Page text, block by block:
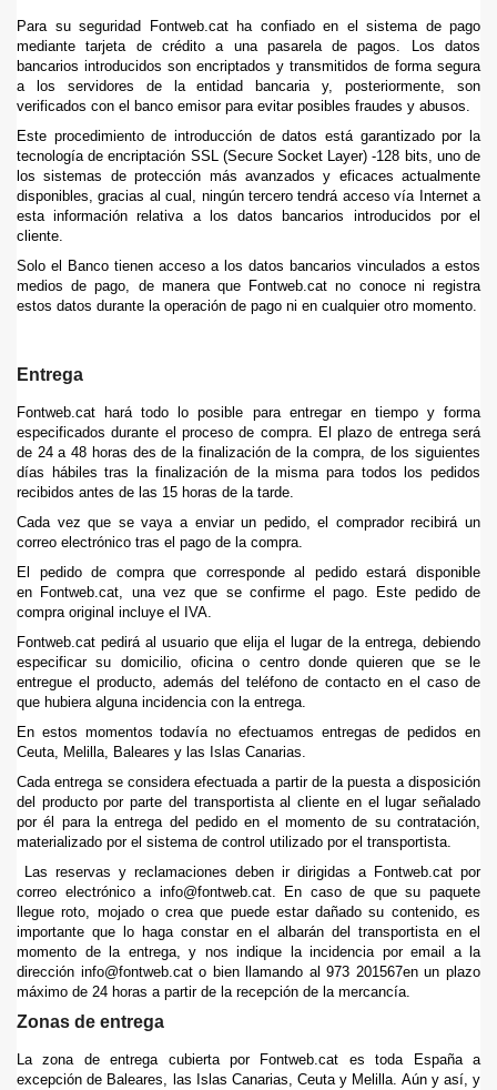
Para su seguridad Fontweb.cat ha confiado en el sistema de pago
mediante tarjeta de crédito a una pasarela de pagos. Los datos
bancarios introducidos son encriptados y transmitidos de forma segura
a los servidores de la entidad bancaria y, posteriormente, son
verificados con el banco emisor para evitar posibles fraudes y abusos.
Este procedimiento de introducción de datos está garantizado por la
tecnología de encriptación SSL (Secure Socket Layer) -128 bits, uno de
los sistemas de protección más avanzados y eficaces actualmente
disponibles, gracias al cual, ningún tercero tendrá acceso vía Internet a
esta información relativa a los datos bancarios introducidos por el
cliente.
Solo el Banco tienen acceso a los datos bancarios vinculados a estos
medios de pago, de manera que Fontweb.cat no conoce ni registra
estos datos durante la operación de pago ni en cualquier otro momento.
Entrega
Fontweb.cat hará todo lo posible para entregar en tiempo y forma
especificados durante el proceso de compra. El plazo de entrega será
de 24 a 48 horas des de la finalización de la compra, de los siguientes
días hábiles tras la finalización de la misma para todos los pedidos
recibidos antes de las 15 horas de la tarde.
Cada vez que se vaya a enviar un pedido, el comprador recibirá un
correo electrónico tras el pago de la compra.
El pedido de compra que corresponde al pedido estará disponible
en Fontweb.cat, una vez que se confirme el pago. Este pedido de
compra original incluye el IVA.
Fontweb.cat pedirá al usuario que elija el lugar de la entrega, debiendo
especificar su domicilio, oficina o centro donde quieren que se le
entregue el producto, además del teléfono de contacto en el caso de
que hubiera alguna incidencia con la entrega.
En estos momentos todavía no efectuamos entregas de pedidos en
Ceuta, Melilla, Baleares y las Islas Canarias.
Cada entrega se considera efectuada a partir de la puesta a disposición
del producto por parte del transportista al cliente en el lugar señalado
por él para la entrega del pedido en el momento de su contratación,
materializado por el sistema de control utilizado por el transportista.
Las reservas y reclamaciones deben ir dirigidas a Fontweb.cat por
correo electrónico a info@fontweb.cat. En caso de que su paquete
llegue roto, mojado o crea que puede estar dañado su contenido, es
importante que lo haga constar en el albarán del transportista en el
momento de la entrega, y nos indique la incidencia por email a la
dirección info@fontweb.cat o bien llamando al 973 201567en un plazo
máximo de 24 horas a partir de la recepción de la mercancía.
Zonas de entrega
La zona de entrega cubierta por Fontweb.cat es toda España a
excepción de Baleares, las Islas Canarias, Ceuta y Melilla. Aún y así, y